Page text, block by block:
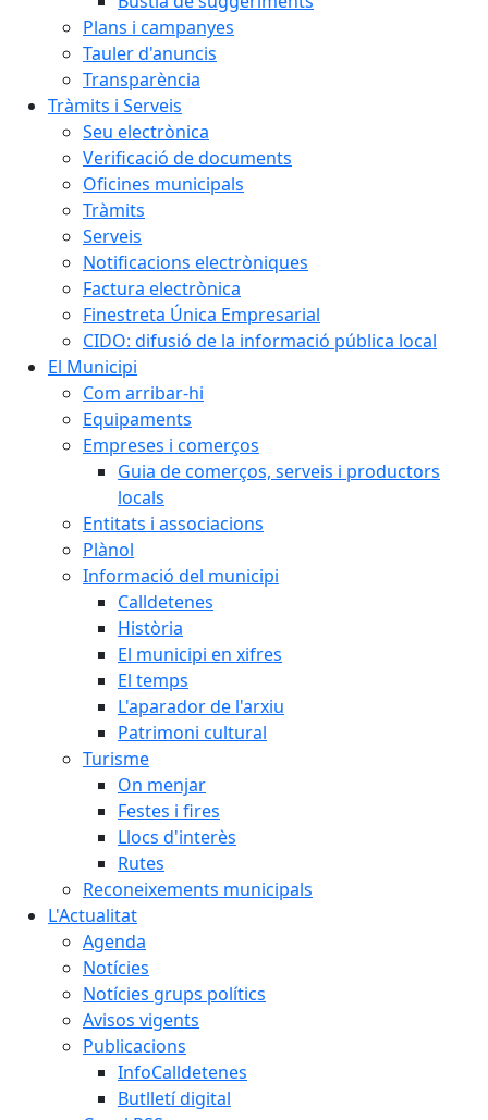
Plans i campanyes
Tauler d'anuncis
Transparència
Tràmits i Serveis
Seu electrònica
Verificació de documents
Oficines municipals
Tràmits
Serveis
Notificacions electròniques
Factura electrònica
Finestreta Única Empresarial
CIDO: difusió de la informació pública local
El Municipi
Com arribar-hi
Equipaments
Empreses i comerços
Guia de comerços, serveis i productors
locals
Entitats i associacions
Plànol
Informació del municipi
Calldetenes
Història
El municipi en xifres
El temps
L'aparador de l'arxiu
Patrimoni cultural
Turisme
On menjar
Festes i fires
Llocs d'interès
Rutes
Reconeixements municipals
L'Actualitat
Agenda
Notícies
Notícies grups polítics
Avisos vigents
Publicacions
InfoCalldetenes
Butlletí digital